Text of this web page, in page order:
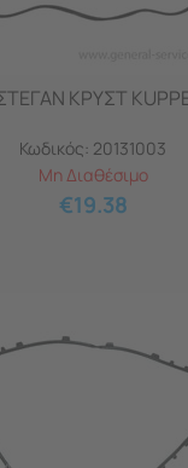
ΚΡΥΣΤ
Κωδικός: 20131003
Μη Διαθέσιμο
€19.38